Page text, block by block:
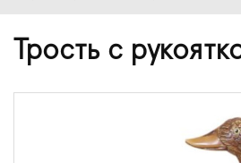
Трость с